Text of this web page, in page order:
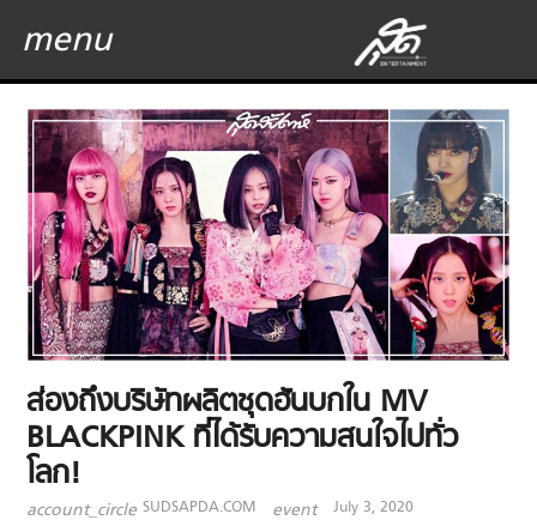
menu
ส่องถึงบริษัทผลิตชุดฮันบกใน MV
BLACKPINK ที่ได้รับความสนใจไปทั่ว
โลก!
account_circle SUDSAPDA.COM event July 3, 2020